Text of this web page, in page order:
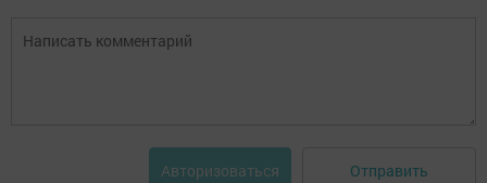
Авторизоваться Отправить